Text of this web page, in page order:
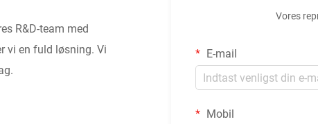
R&D-team med
vi en fuld løsning. Vi
Vores
E-mail
Mobil